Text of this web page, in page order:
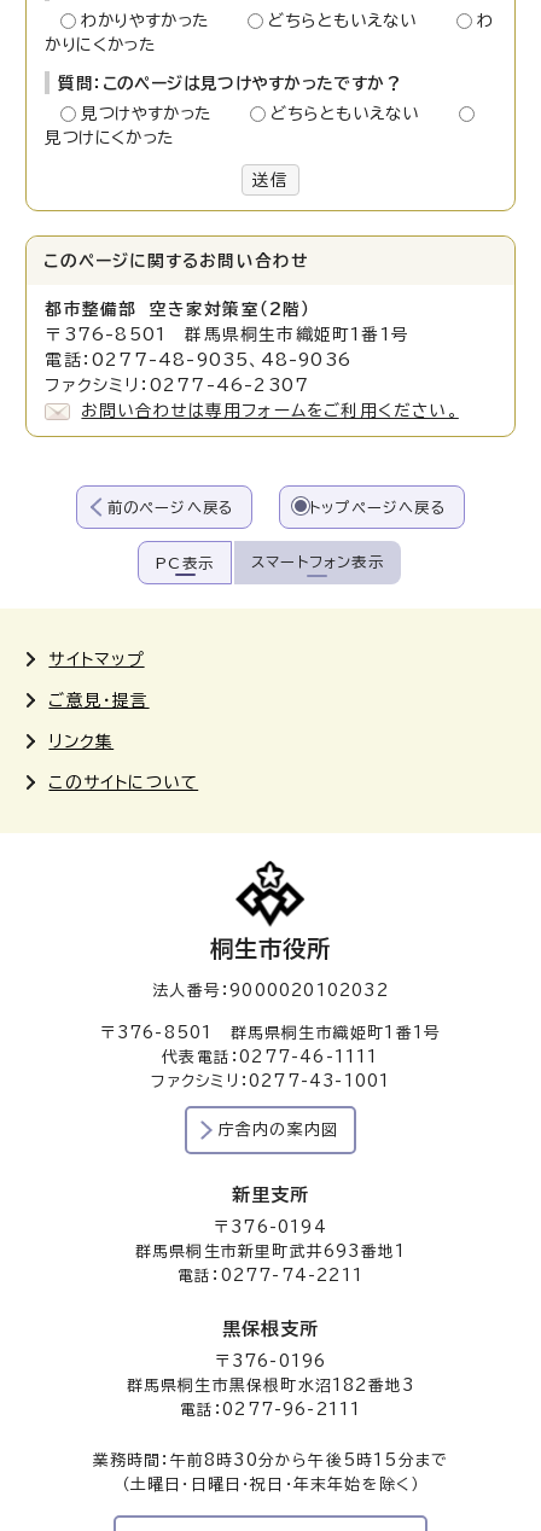
わかりやすかった
どちらともいえない
わ
かりにくかった
質問：このページは見つけやすかったですか？
見つけやすかった
どちらともいえない
見つけにくかった
送信
このページに関する お問い合わせ
都市整備部 空き家対策室（2階）
〒376-8501 群馬県桐生市織姫町1番1号
電話：0277-48-9035、48-9036
ファクシミリ：0277-46-2307
お問い合わせは専用フォームをご利用ください。
前のページへ戻る トップページへ戻る
PC表示 スマートフォン表示
サイトマップ
ご意見・提言
リンク集
このサイトについて
桐生市役所
法人番号：9000020102032
〒376-8501 群馬県桐生市織姫町1番1号
代表電話：0277-46-1111
ファクシミリ：0277-43-1001
庁舎内の案内図
新里支所
〒376-0194
群馬県桐生市新里町武井693番地1
電話：0277-74-2211
黒保根支所
〒376-0196
群馬県桐生市黒保根町水沼182番地3
電話：0277-96-2111
業務時間：午前8時30分から午後5時15分まで
（土曜日・日曜日・祝日・年末年始を除く）